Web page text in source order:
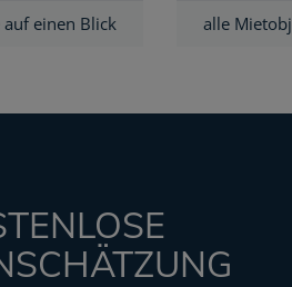
einen Blick alle